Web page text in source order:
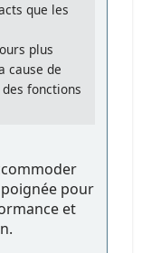
que les
plus
cause de
fonctions
pour
et